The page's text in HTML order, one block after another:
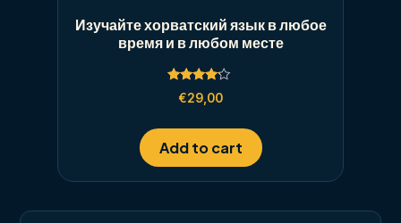
Изучайте хорватский язык в любое
время и в любом месте
Rated
4.00
€29,00
Add to cart